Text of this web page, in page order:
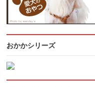
おかかシリーズ